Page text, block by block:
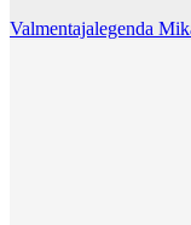
Valmentajalegenda